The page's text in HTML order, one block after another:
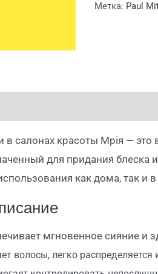
Метка: Paul
в салонах красоты Мрiя — это
для придания блеска
как дома, так и в
мгновенное сияние и
волосы, легко